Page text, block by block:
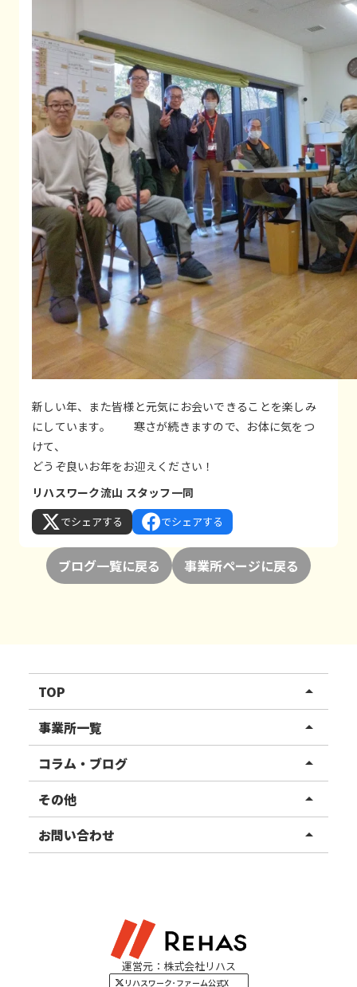
新しい年、また皆様と元気にお会いできることを楽しみ
にしています。 寒さが続きますので、お体に気をつ
けて、
どうぞ良いお年をお迎えください！
リハスワーク流山 スタッフ一同
でシェアする でシェアする
ブログ一覧に戻る 事業所ページに戻る
TOP arrow_drop_up
リハスワーク
リハスファーム
事業所一覧 arrow_drop_up
関東エリア
東北エリア
甲信越エリア
四国・九州エリア
コラム・ブログ arrow_drop_up
事業所ブログ
ご利用者様の声
その他 arrow_drop_up
お知らせ
お問い合わせ arrow_drop_up
運営元：株式会社リハス
リハスワーク･ファーム公式X